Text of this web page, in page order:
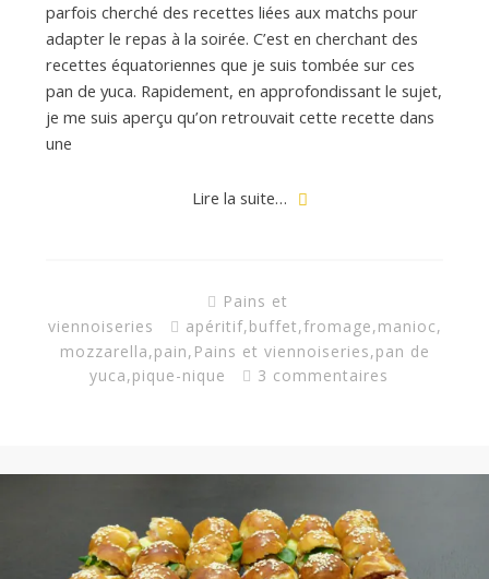
parfois cherché des recettes liées aux matchs pour
adapter le repas à la soirée. C’est en cherchant des
recettes équatoriennes que je suis tombée sur ces
pan de yuca. Rapidement, en approfondissant le sujet,
je me suis aperçu qu’on retrouvait cette recette dans
une
Lire la suite…
Pains et
viennoiseries
apéritif,buffet,fromage,manioc,
mozzarella,pain, Pains et viennoiseries,pan de
yuca,pique-nique 3 commentaires